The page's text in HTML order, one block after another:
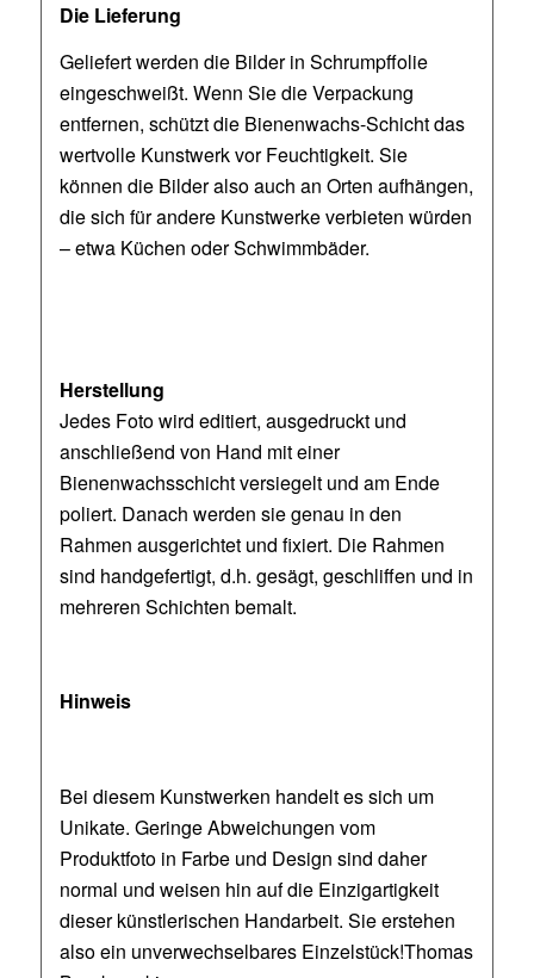
Die Lieferung
Geliefert werden die Bilder in Schrumpffolie
eingeschweißt. Wenn Sie die Verpackung
entfernen, schützt die Bienenwachs-Schicht das
wertvolle Kunstwerk vor Feuchtigkeit. Sie
können die Bilder also auch an Orten aufhängen,
die sich für andere Kunstwerke verbieten würden
– etwa Küchen oder Schwimmbäder.
Herstellung
Jedes Foto wird editiert, ausgedruckt und
anschließend von Hand mit einer
Bienenwachsschicht versiegelt und am Ende
poliert. Danach werden sie genau in den
Rahmen ausgerichtet und fixiert. Die Rahmen
sind handgefertigt, d.h. gesägt, geschliffen und in
mehreren Schichten bemalt.
Hinweis
Bei diesem Kunstwerken handelt es sich um
Unikate. Geringe Abweichungen vom
Produktfoto in Farbe und Design sind daher
normal und weisen hin auf die Einzigartigkeit
dieser künstlerischen Handarbeit. Sie erstehen
also ein unverwechselbares Einzelstück!Thomas